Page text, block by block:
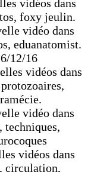
vidéos dans
foxy jeulin.
vidéo dans
eduanatomist.
12/16
vidéos dans
vidéo dans
techniques,
vidéos dans
circulation,